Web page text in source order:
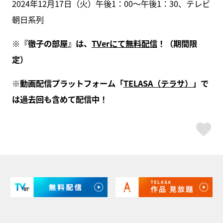
2024年12月17日（火）午後1：00～午後1：30、テレビ
朝日系列
※『徹子の部屋』は、 TVerにて無料配信！（期間限
定）
※動画配信プラットフォーム「TELASA（テラサ） 」で
は過去回も含めて配信中！